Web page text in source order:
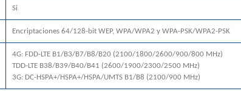
Si
Encriptaciones 64/128-bit WEP, WPA/WPA2 y WPA-PSK/WPA2-PSK
4G: FDD-LTE B1/B3/B7/B8/B20 (2100/1800/2600/900/800 MHz)
TDD-LTE B38/B39/B40/B41 (2600/1900/2300/2500 MHz)
3G: DC-HSPA+/HSPA+/HSPA/UMTS B1/B8 (2100/900 MHz)